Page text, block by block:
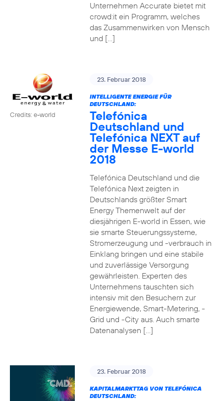
Unternehmen Accurate bietet mit
crowd:it ein Programm, welches
das Zusammenwirken von Mensch
und […]
Credits: e-world
23. Februar 2018
INTELLIGENTE ENERGIE FÜR
DEUTSCHLAND:
Telefónica
Deutschland und
Telefónica NEXT auf
der Messe E-world
2018
Telefónica Deutschland und die
Telefónica Next zeigten in
Deutschlands größter Smart
Energy Themenwelt auf der
diesjährigen E-world in Essen, wie
sie smarte Steuerungssysteme,
Stromerzeugung und -verbrauch in
Einklang bringen und eine stabile
und zuverlässige Versorgung
gewährleisten. Experten des
Unternehmens tauschten sich
intensiv mit den Besuchern zur
Energiewende, Smart-Metering, -
Grid und -City aus. Auch smarte
Datenanalysen […]
23. Februar 2018
KAPITALMARKTTAG VON TELEFÓNICA
DEUTSCHLAND: